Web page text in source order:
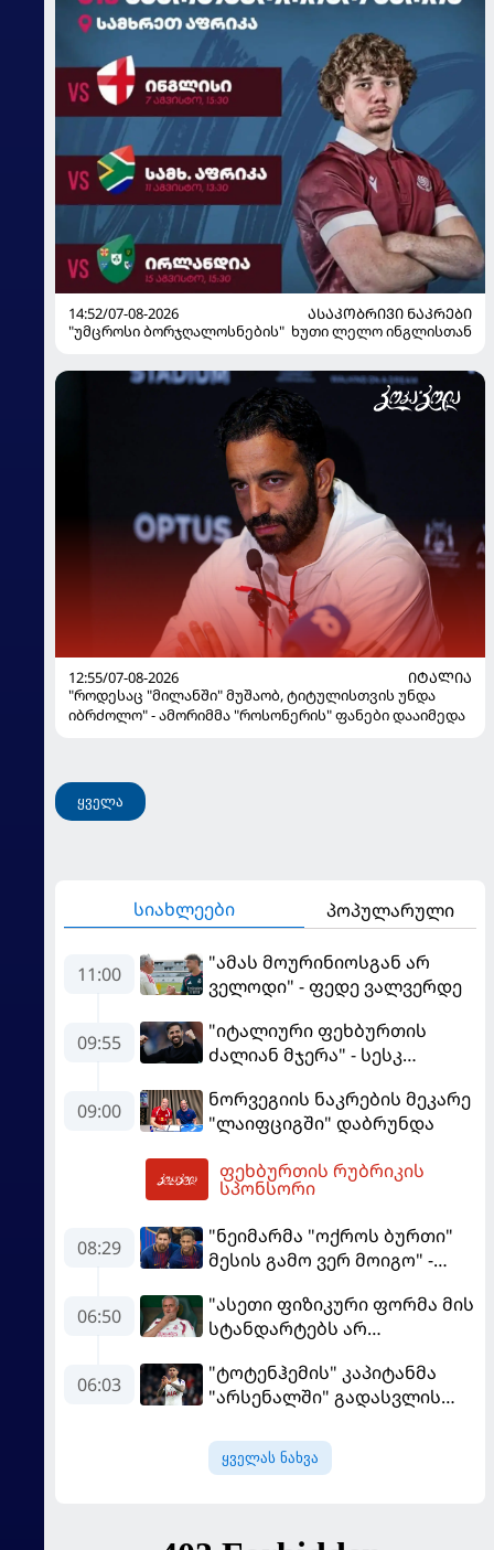
14:52/07-08-2026
ᲐᲡᲐᲙᲝᲑᲠᲘᲕᲘ ᲜᲐᲙᲠᲔᲑᲘ
"უმცროსი ბორჯღალოსნების" ხუთი ლელო ინგლისთან
12:55/07-08-2026
ᲘᲢᲐᲚᲘᲐ
"როდესაც "მილანში" მუშაობ, ტიტულისთვის უნდა
იბრძოლო" - ამორიმმა "როსონერის" ფანები დააიმედა
ყველა
სიახლეები პოპულარული
11:00
"ამას მოურინიოსგან არ
ველოდი" - ფედე ვალვერდე
09:55
"იტალიური ფეხბურთის
ძალიან მჯერა" - სესკ
09:00
ნორვეგიის ნაკრების მეკარე
"ლაიფციგში" დაბრუნდა
ფეხბურთის რუბრიკის
სპონსორი
08:29
"ნეიმარმა "ოქროს ბურთი"
მესის გამო ვერ მოიგო" -
აგენტი
06:50
"ასეთი ფიზიკური ფორმა მის
სტანდარტებს არ
"რეალის" ახალწვეული
გააკრიტიკა
06:03
"ტოტენჰემის" კაპიტანმა
"არსენალში" გადასვლის
ყველას ნახვა